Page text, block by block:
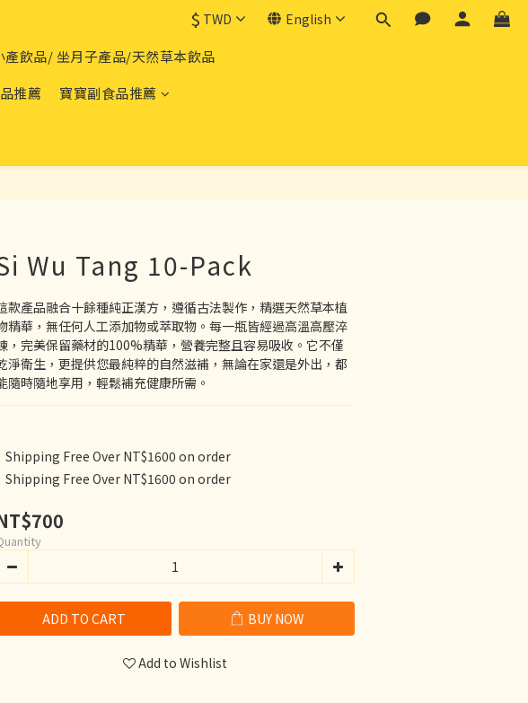
$ TWD English
產飲品/ 坐月子產品/天然草本飲品
推薦
寶寶副食品推薦
Wu Tang 10-Pack
款產品融合十餘種純正漢方，遵循古法製作，精選天然草本植
精華，無任何人工添加物或萃取物。每一瓶皆經過高溫高壓淬
，完美保留藥材的100%精華，營養完整且容易吸收。它不僅
淨衛生，更提供您最純粹的自然滋補，無論在家還是外出，都
隨時隨地享用，輕鬆補充健康所需。
Shipping Free Over NT$1600 on order
Shipping Free Over NT$1600 on order
ADD TO CART BUY NOW
Add to Wishlist